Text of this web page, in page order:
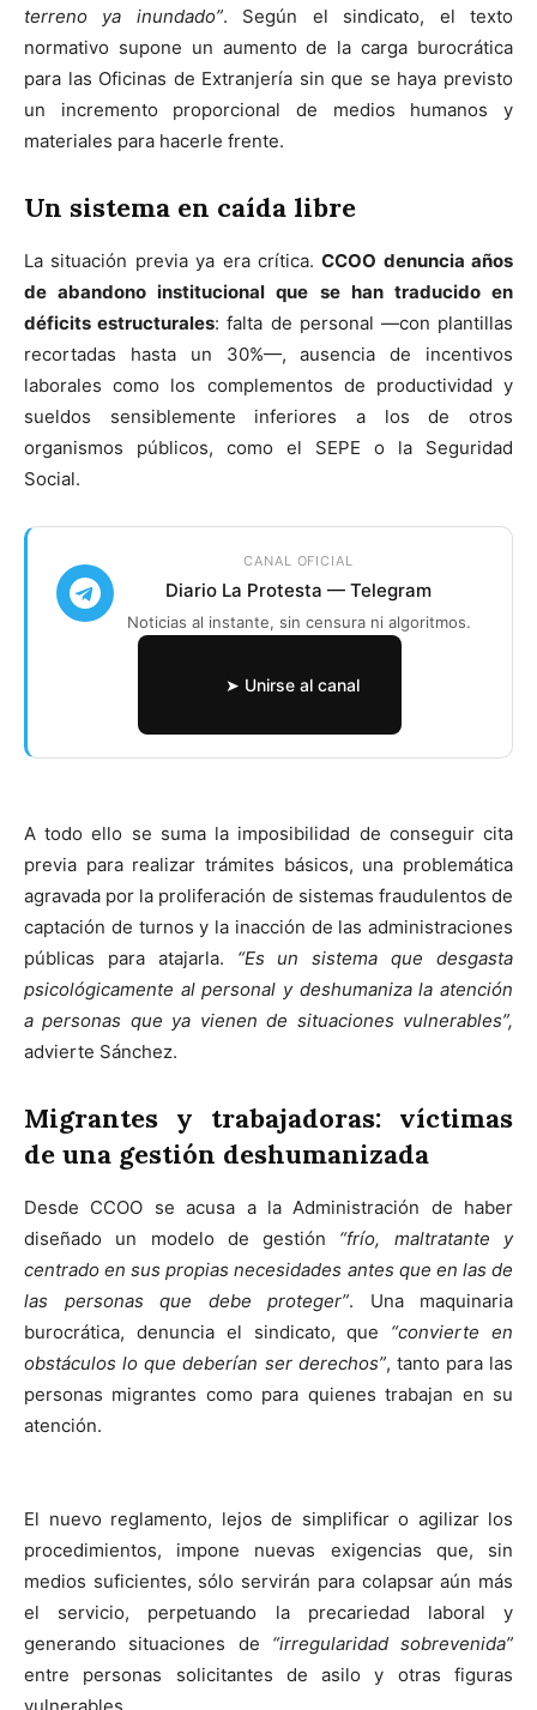
terreno ya inundado”. Según el sindicato, el texto
normativo supone un aumento de la carga burocrática
para las Oficinas de Extranjería sin que se haya previsto
un incremento proporcional de medios humanos y
materiales para hacerle frente.
Un sistema en caída libre
La situación previa ya era crítica.CCOO denuncia años
de abandono institucional que se han traducido en
déficits estructurales: falta de personal —con plantillas
recortadas hasta un 30%—, ausencia de incentivos
laborales como los complementos de productividad y
sueldos sensiblemente inferiores a los de otros
organismos públicos, como el SEPE o la Seguridad
Social.
CANAL OFICIAL
Diario La Protesta — Telegram
Noticias al instante, sin censura ni algoritmos.
➤ Unirse al canal
A todo ello se suma la imposibilidad de conseguir cita
previa para realizar trámites básicos, una problemática
agravada por la proliferación de sistemas fraudulentos de
captación de turnos y la inacción de las administraciones
públicas para atajarla. “Es un sistema que desgasta
psicológicamente al personal y deshumaniza la atención
a personas que ya vienen de situaciones vulnerables”,
advierte Sánchez.
Migrantes y trabajadoras: víctimas
de una gestión deshumanizada
Desde CCOO se acusa a la Administración de haber
diseñado un modelo de gestión “frío, maltratante y
centrado en sus propias necesidades antes que en las de
las personas que debe proteger”. Una maquinaria
burocrática, denuncia el sindicato, que “convierte en
obstáculos lo que deberían ser derechos”, tanto para las
personas migrantes como para quienes trabajan en su
atención.
El nuevo reglamento, lejos de simplificar o agilizar los
procedimientos, impone nuevas exigencias que, sin
medios suficientes, sólo servirán para colapsar aún más
el servicio, perpetuando la precariedad laboral y
generando situaciones de “irregularidad sobrevenida”
entre personas solicitantes de asilo y otras figuras